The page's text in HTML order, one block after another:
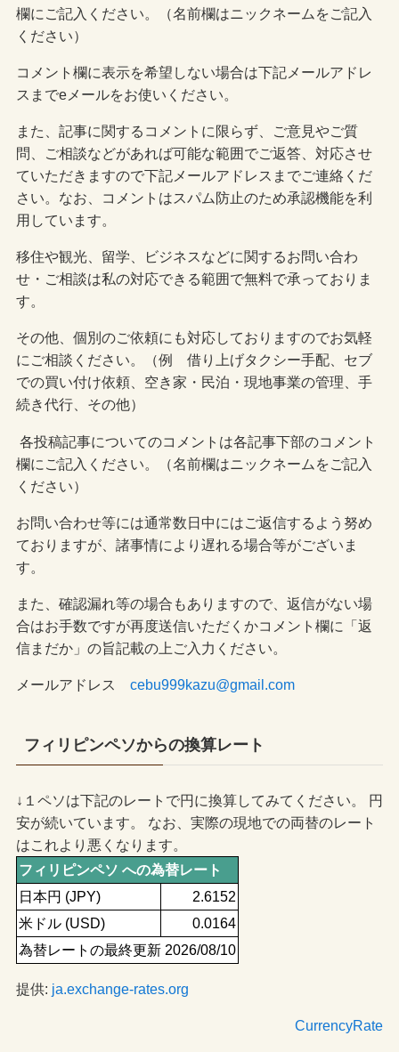
欄にご記入ください。（名前欄はニックネームをご記入
ください）
コメント欄に表示を希望しない場合は下記メールアドレ
スまでeメールをお使いください。
また、記事に関するコメントに限らず、ご意見やご質
問、ご相談などがあれば可能な範囲でご返答、対応させ
ていただきますので下記メールアドレスまでご連絡くだ
さい。なお、コメントはスパム防止のため承認機能を利
用しています。
移住や観光、留学、ビジネスなどに関するお問い合わ
せ・ご相談は私の対応できる範囲で無料で承っておりま
す。
その他、個別のご依頼にも対応しておりますのでお気軽
にご相談ください。（例 借り上げタクシー手配、セブ
での買い付け依頼、空き家・民泊・現地事業の管理、手
続き代行、その他）
各投稿記事についてのコメントは各記事下部のコメント
欄にご記入ください。（名前欄はニックネームをご記入
ください）
お問い合わせ等には通常数日中にはご返信するよう努め
ておりますが、諸事情により遅れる場合等がございま
す。
また、確認漏れ等の場合もありますので、返信がない場
合はお手数ですが再度送信いただくかコメント欄に「返
信まだか」の旨記載の上ご入力ください。
メールアドレス cebu999kazu@gmail.com
フィリピンペソからの換算レート
↓１ペソは下記のレートで円に換算してみてください。 円
安が続いています。 なお、実際の現地での両替のレート
はこれより悪くなります。
フィリピンペソ への為替レート
日本円 (JPY)
2.6152
米ドル (USD)
0.0164
為替レートの最終更新 2026/08/10
提供: ja.exchange-rates.org
CurrencyRate